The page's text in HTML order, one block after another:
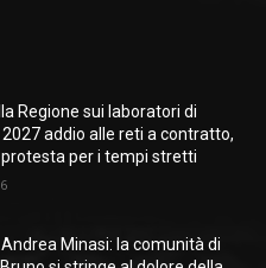
Regione sui laboratori di
2027 addio alle reti a contratto,
per i tempi stretti
Andrea Minasi: la comunità di